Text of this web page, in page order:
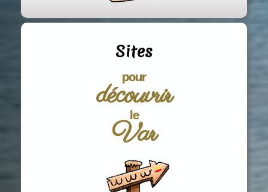
Sites
pour
découvrir
le
Var